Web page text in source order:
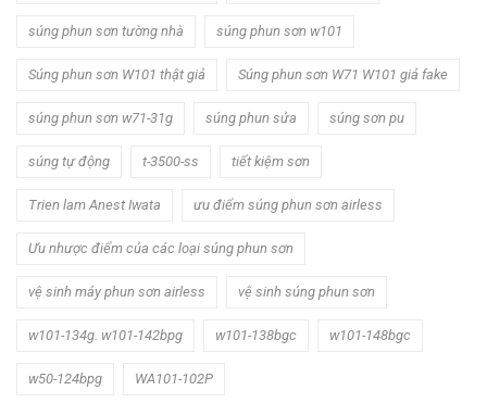
súng phun sơn tường nhà súng phun sơn w101
Súng phun sơn W101 thật giả Súng phun sơn W71 W101 giả fake
súng phun sơn w71-31g súng phun sửa súng sơn pu
súng tự động t-3500-ss tiết kiệm sơn
Trien lam Anest Iwata ưu điểm súng phun sơn airless
Ưu nhược điểm của các loại súng phun sơn
vệ sinh máy phun sơn airless vệ sinh súng phun sơn
w101-134g. w101-142bpg w101-138bgc w101-148bgc
w50-124bpg WA101-102P